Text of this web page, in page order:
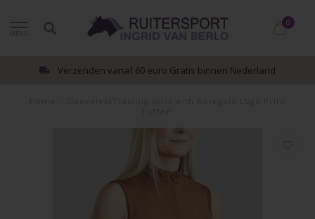
0
Verzenden vanaf 60 euro Gratis binnen Nederland